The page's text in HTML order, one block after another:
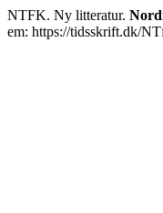
NTFK. Ny litteratur.
em: https://tidsskrift.dk/